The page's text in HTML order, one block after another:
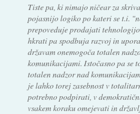
Tiste pa, ki nimajo ničear za
pojasnijo logiko po kateri se t.i.
prepoveduje prodajati
hkrati pa spodbuja razvoj in
državam onemogoča totalen
komunikacijami. Istočasno pa se
totalen nadzor nad
je lahko torej zasebnost v
potrebno podpirati, v
vsakem koraku omejevati in